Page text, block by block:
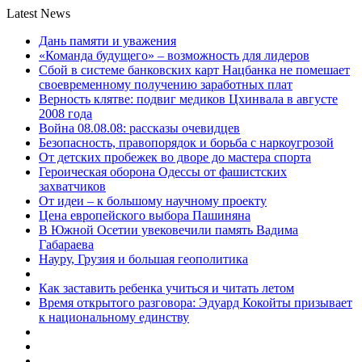
Latest News
Дань памяти и уважения
«Команда будущего» – возможность для лидеров
Сбой в системе банковских карт Нацбанка не помешает
своевременному получению заработных плат
Верность клятве: подвиг медиков Цхинвала в августе
2008 года
Война 08.08.08: рассказы очевидцев
Безопасность, правопорядок и борьба с наркоугрозой
От детских пробежек во дворе до мастера спорта
Героическая оборона Одессы от фашистских
захватчиков
От идеи – к большому научному проекту
Цена европейского выбора Пашиняна
В Южной Осетии увековечили память Вадима
Габараева
Науру, Грузия и большая геополитика
Как заставить ребенка учиться и читать летом
Время открытого разговора: Эдуард Кокойты призывает
к национальному единству